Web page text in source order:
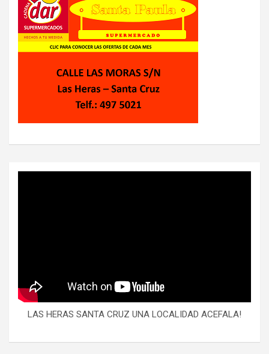
LAS HERAS SANTA CRUZ UNA LOCALIDAD ACEFALA!